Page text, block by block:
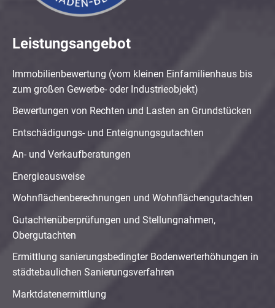
Leistungsangebot
Immobilienbewertung (vom kleinen Einfamilienhaus bis
zum großen Gewerbe- oder Industrieobjekt)
Bewertungen von Rechten und Lasten an Grundstücken
Entschädigungs- und Enteignungsgutachten
An- und Verkaufberatungen
Energieausweise
Wohnflächenberechnungen und Wohnflächengutachten
Gutachtenüberprüfungen und Stellungnahmen,
Obergutachten
Ermittlung sanierungsbedingter Bodenwerterhöhungen in
städtebaulichen Sanierungsverfahren
Marktdatenermittlung